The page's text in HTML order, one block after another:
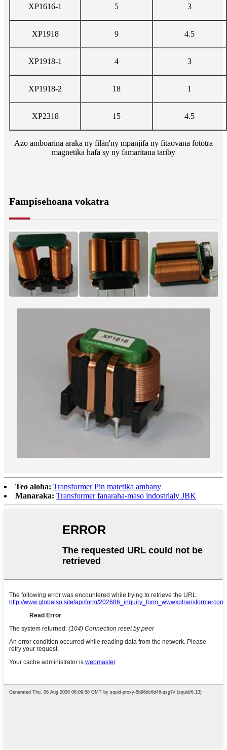
XP1616-1 5 3
XP1918 9 4.5
XP1918-1 4 3
XP1918-2 18 1
XP2318 15 4.5
Azo amboarina araka ny filàn'ny mpanjifa ny fitaovana fototra
magnetika hafa sy ny famaritana tariby
Fampisehoana vokatra
Teo aloha: Transformer Pin matetika ambany
Manaraka: Transformer fanaraha-maso indostrialy JBK